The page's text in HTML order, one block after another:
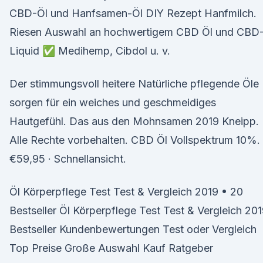
CBD-Öl und Hanfsamen-Öl DIY Rezept Hanfmilch.
Riesen Auswahl an hochwertigem CBD Öl und
Liquid ✅ Medihemp, Cibdol u. v.
Der stimmungsvoll heitere Natürliche pflegende Öle
sorgen für ein weiches und geschmeidiges
Hautgefühl. Das aus den Mohnsamen 2019 Kneipp.
Alle Rechte vorbehalten. CBD Öl Vollspektrum 10%.
€59,95 · Schnellansicht.
Öl Körperpflege Test Test & Vergleich 2019 • 20
Bestseller Öl Körperpflege Test Test & Vergleich
Bestseller Kundenbewertungen Test oder Vergleich
Top Preise Große Auswahl Kauf Ratgeber